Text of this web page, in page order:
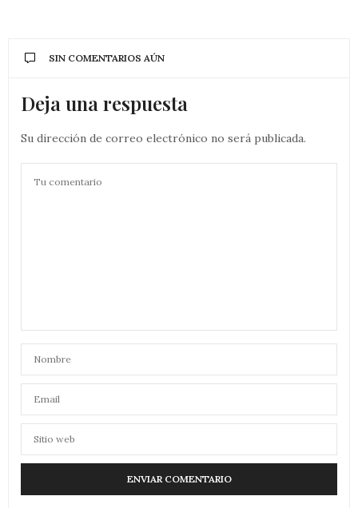
SIN COMENTARIOS AÚN
Deja una respuesta
Su dirección de correo electrónico no será publicada.